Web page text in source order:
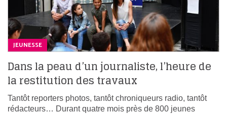
JEUNESSE
Dans la peau d’un journaliste, l’heure de
la restitution des travaux
Tantôt reporters photos, tantôt chroniqueurs radio, tantôt
rédacteurs… Durant quatre mois près de 800 jeunes